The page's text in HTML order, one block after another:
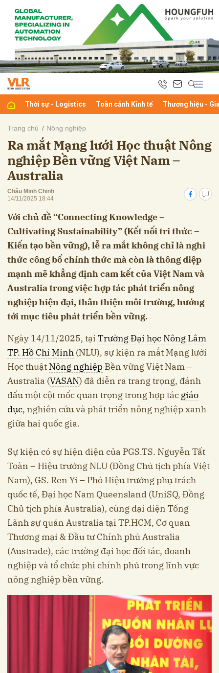
Thời sự - Logistics Toàn cảnh Kinh tế Thương hiệu -
Trang chủ Nông nghiệp
Ra mắt Mạng lưới Học thuật Nông
nghiệp Bền vững Việt Nam –
Australia
Châu Minh Chinh
14/11/2025 18:44
Với chủ đề “Connecting Knowledge –
Cultivating Sustainability” (Kết nối tri thức –
Kiến tạo bền vững), lễ ra mắt không chỉ là nghi
thức công bố chính thức mà còn là thông điệp
mạnh mẽ khẳng định cam kết của Việt Nam và
Australia trong việc hợp tác phát triển nông
nghiệp hiện đại, thân thiện môi trường, hướng
tới mục tiêu phát triển bền vững.
Ngày 14/11/2025, tại Trường Đại học Nông Lâm
TP. Hồ Chí Minh (NLU), sự kiện ra mắt Mạng lưới
Học thuật Nông nghiệp Bền vững Việt Nam –
Australia (VASAN) đã diễn ra trang trọng, đánh
dấu một cột mốc quan trọng trong hợp tác giáo
dục, nghiên cứu và phát triển nông nghiệp xanh
giữa hai quốc gia.
Sự kiện có sự hiện diện của PGS.TS. Nguyễn Tất
Toàn – Hiệu trưởng NLU (Đồng Chủ tịch phía Việt
Nam), GS. Ren Yi – Phó Hiệu trưởng phụ trách
quốc tế, Đại học Nam Queensland (UniSQ, Đồng
Chủ tịch phía Australia), cùng đại diện Tổng
Lãnh sự quán Australia tại TP.HCM, Cơ quan
Thương mại & Đầu tư Chính phủ Australia
(Austrade), các trường đại học đối tác, doanh
nghiệp và tổ chức phi chính phủ trong lĩnh vực
nông nghiệp bền vững.
luận
Hủy